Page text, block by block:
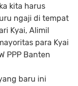
kita harus
ngaji di tempat
Kyai, Alimil
para Kyai
PPP Banten
baru ini